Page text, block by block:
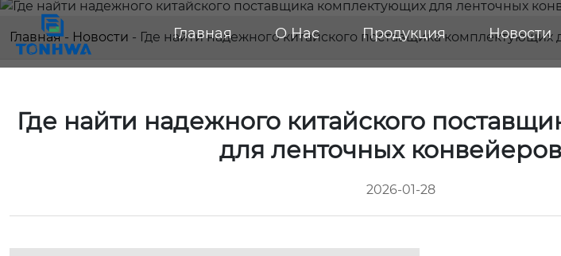
Главная О Нас Продукция Новости
Главная- Новости - Где найти надежного китайского поставщика
Где найти надежного китайского
для ленточных
2026-01-28